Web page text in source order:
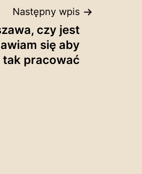
Następny wpis
czy jest
się aby
tak pracować